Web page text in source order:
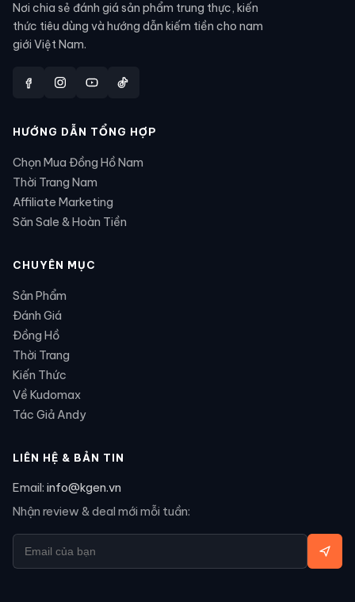
Nơi chia sẻ đánh giá sản phẩm trung thực, kiến
thức tiêu dùng và hướng dẫn kiếm tiền cho nam
giới Việt Nam.
HƯỚNG DẪN TỔNG HỢP
Chọn Mua Đồng Hồ Nam
Thời Trang Nam
Affiliate Marketing
Săn Sale & Hoàn Tiền
CHUYÊN MỤC
Sản Phẩm
Đánh Giá
Đồng Hồ
Thời Trang
Kiến Thức
Về Kudomax
Tác Giả Andy
LIÊN HỆ & BẢN TIN
Email: info@kgen.vn
Nhận review & deal mới mỗi tuần: